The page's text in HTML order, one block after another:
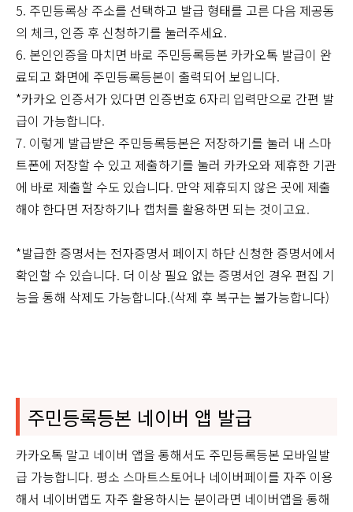
5. 주민등록상 주소를 선택하고 발급 형태를 고른 다음 제공동
의 체크, 인증 후 신청하기를 눌러주세요.
6. 본인인증을 마치면 바로 주민등록등본 카카오톡 발급이 완
료되고 화면에 주민등록등본이 출력되어 보입니다.
*카카오 인증서가 있다면 인증번호 6자리 입력만으로 간편 발
급이 가능합니다.
7. 이렇게 발급받은 주민등록등본은 저장하기를 눌러 내 스마
트폰에 저장할 수 있고 제출하기를 눌러 카카오와 제휴한 기관
에 바로 제출할 수도 있습니다. 만약 제휴되지 않은 곳에 제출
해야 한다면 저장하기나 캡처를 활용하면 되는 것이고요.
*발급한 증명서는 전자증명서 페이지 하단 신청한 증명서에서
확인할 수 있습니다. 더 이상 필요 없는 증명서인 경우 편집 기
능을 통해 삭제도 가능합니다.(삭제 후 복구는 불가능합니다)
주민등록등본 네이버 앱 발급
카카오톡 말고 네이버 앱을 통해서도 주민등록등본 모바일발
급 가능합니다. 평소 스마트스토어나 네이버페이를 자주 이용
해서 네이버앱도 자주 활용하시는 분이라면 네이버앱을 통해